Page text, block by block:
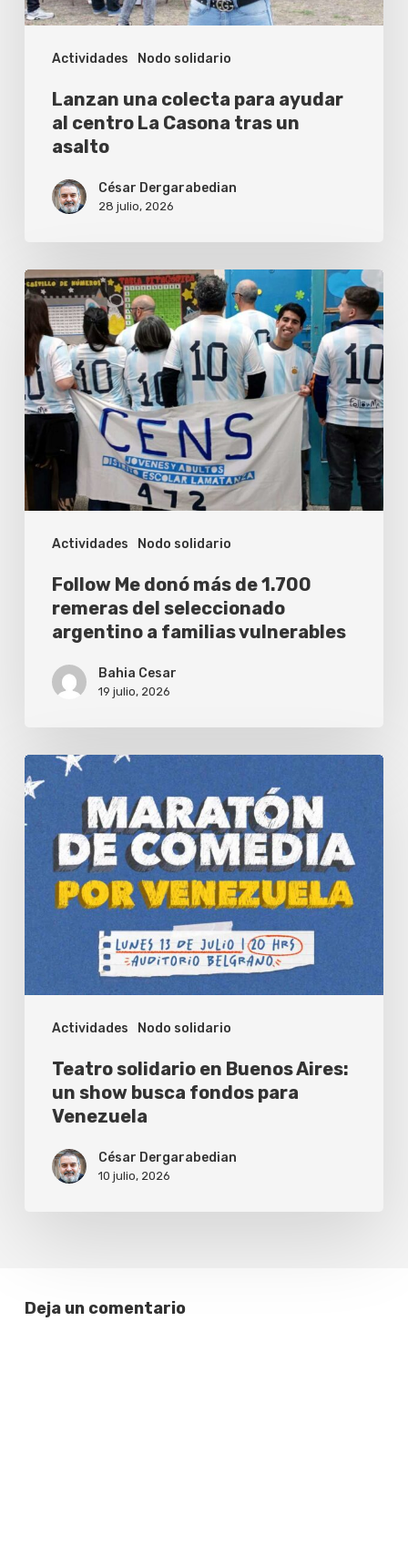
Actividades Nodo solidario
Casona
asalto
Lanzan una colecta para ayudar
al centro La Casona tras un
asalto
César Dergarabedian
28 julio, 2026
Actividades Nodo solidario
Follow
donó
más
de
remeras
del
seleccionado
argentino
familias
vulnerables
Follow Me donó más de 1.700
remeras del seleccionado
argentino a familias vulnerables
Bahia Cesar
19 julio, 2026
Actividades Nodo solidario
Teatro
solidario
en
Buenos
Aires:
fondos
para
Venezuela
Teatro solidario en Buenos Aires:
un show busca fondos para
Venezuela
César Dergarabedian
10 julio, 2026
Deja un comentario